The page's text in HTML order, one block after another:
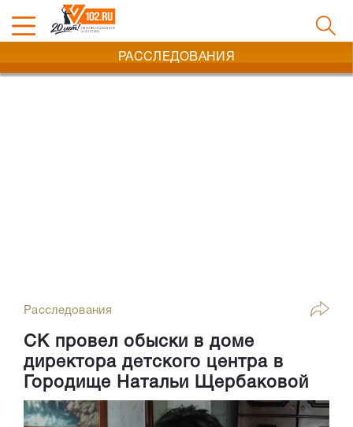
РАССЛЕДОВАНИЯ
Расследования
СК провел обыски в доме
директора детского центра в
Городище Натальи Щербаковой